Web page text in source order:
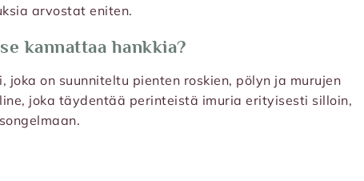
arvostat eniten.
kannattaa hankkia?
joka on suunniteltu pienten roskien, pölyn ja murujen
joka täydentää perinteistä imuria erityisesti silloin,